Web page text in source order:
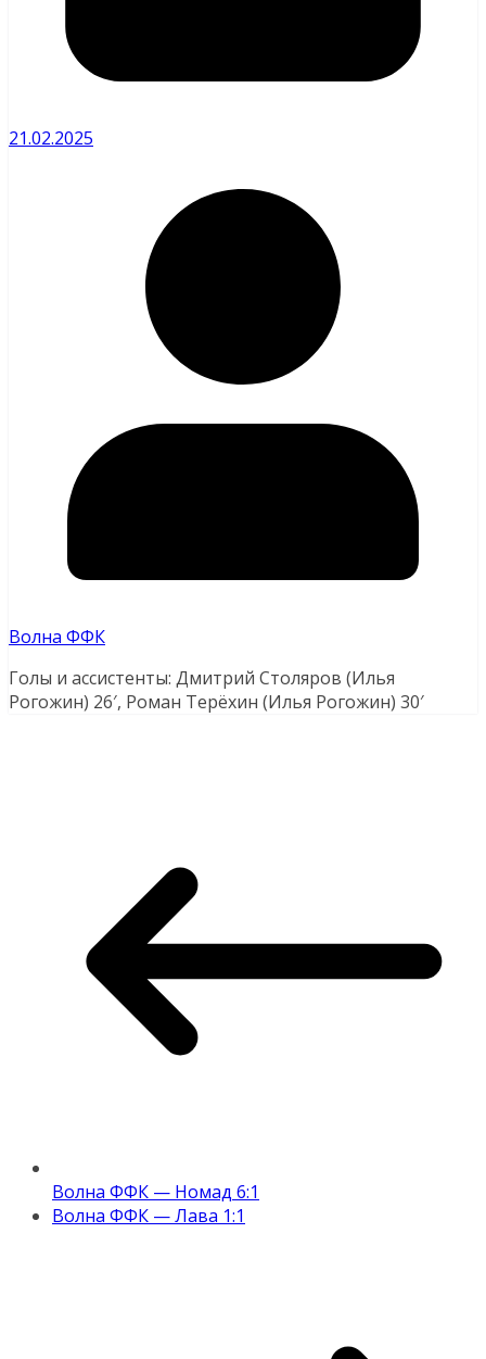
21.02.2025
Волна ФФК
Голы и ассистенты: Дмитрий Столяров (Илья
Рогожин) 26′, Роман Терёхин (Илья Рогожин) 30′
Волна ФФК — Номад 6:1
Волна ФФК — Лава 1:1